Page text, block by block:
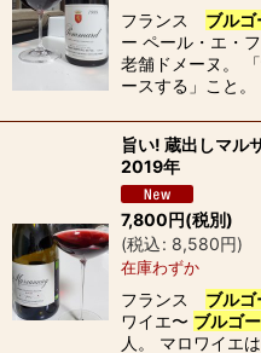
フランス ブルゴ
ー ペール・エ・
老舗ドメーヌ。
ースする」こと
旨い! 蔵出しマル
2019年
7,800円(税別)
(税込: 8,580円)
在庫わずか
フランス ブルゴ
ワイエ〜 ブルゴ
人。 マロワイエ